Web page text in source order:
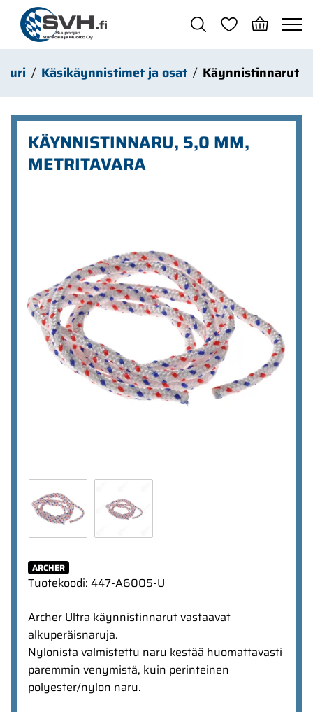
Siirry pääsisältöön
Käsikäynnistimet ja osat Käynnistinnarut
KÄYNNISTINNARU, 5,0 MM,
METRITAVARA
ARCHER
Tuotekoodi: 447-A6005-U
Archer Ultra käynnistinnarut vastaavat
alkuperäisnaruja.
Nylonista valmistettu naru kestää huomattavasti
paremmin venymistä, kuin perinteinen
polyester/nylon naru.